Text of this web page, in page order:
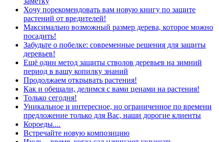
Хочу порекомендовать вам новую книгу по защите
растений от вредителей!
Максимально возможный размер дерева, которое можно
посадить!
Забудьте о побелке: современные решения для защиты
деревьев!
Ещё один метод защиты стволов деревьев на зимний
период в вашу копилку знаний
Продолжаем открывать растения!
Как и обещали, делимся с вами ценами на растения!
Только сегодня!
Уникальное и интересное, но ограниченное по времени
предложение только для Вас, наши дорогие клиенты
Короеды....
Встречайте новую композицию